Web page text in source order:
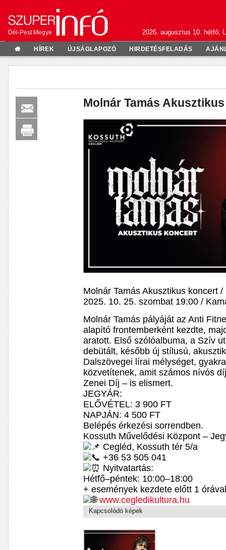
Dél-Pest Megye 2026. augusztus 10. hétfő;
HÍREK ÚJSÁGLAPOZÓ HIRDETÉSFELADÁS
Molnár Tamás
Molnár Tamás Akusztikus koncert /
2025. 10. 25. szombat 19:00 /
Molnár Tamás pályáját az Anti
alapító frontemberként kezdte,
aratott. Első szólóalbuma, a Szív
debütált, később új stílusú,
Dalszövegei lírai mélységet,
közvetítenek, amit számos nívós
Zenei Díj – is elismert.
JEGYÁR:
ELŐVÉTEL: 3 900 FT
NAPJÁN: 4 500 FT
Belépés érkezési sorrendben.
Kossuth Művelődési Központ –
Cegléd, Kossuth tér 5/a
+36 53 505 041
Nyitvatartás:
Hétfő–péntek: 10:00–18:00
+ események kezdete előtt 1
www.cegledikultura.hu
Kapcsolódó képek